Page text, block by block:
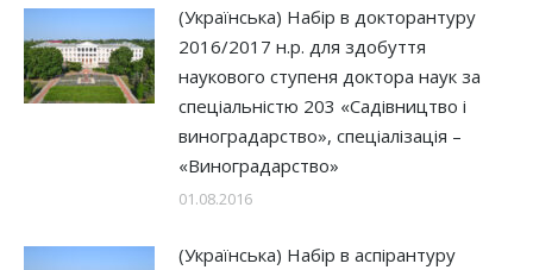
(Українська) Набір в докторантуру
2016/2017 н.р. для здобуття
наукового ступеня доктора наук за
спеціальністю 203 «Садівництво і
виноградарство», спеціалізація –
«Виноградарство»
01.08.2016
(Українська) Набір в аспірантуру